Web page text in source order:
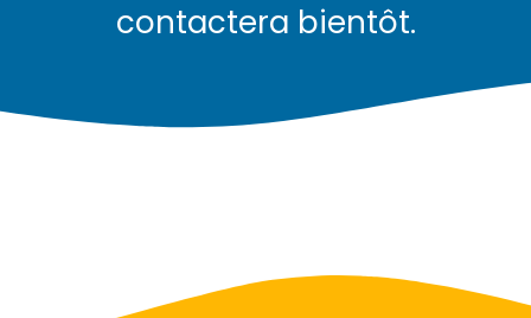
contactera bientôt.